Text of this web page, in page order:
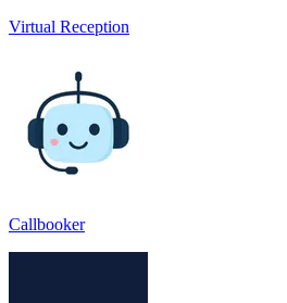
Virtual Reception
Callbooker